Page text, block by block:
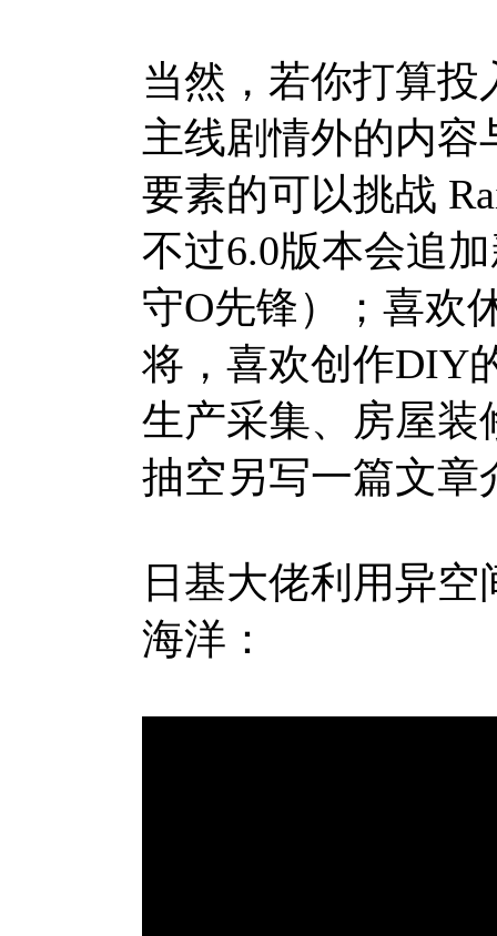
当然，若你打算
主线剧情外的内
要素的可以挑战
不过6.0版本会追
守O先锋）；喜欢
将，喜欢创作DIY
生产采集、房屋装
抽空另写一篇文章
日基大佬利用异
海洋：